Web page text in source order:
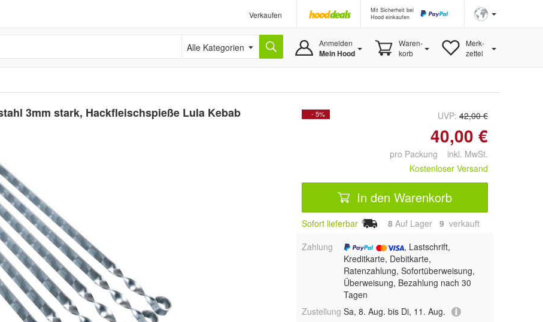
Verkaufen
Mit Sicherheit bei
Hood einkaufen
Alle Kategorien Anmelden
Mein Hood
Waren-
korb
Merk-
zettel
3mm stark, Hackfleischspieße Lula Kebab - 5% UVP: 42,00 €
40,00 €
pro Packung inkl. MwSt.
Kostenloser Versand
In den Warenkorb
Sofort lieferbar 8 Auf Lager 9 verkauft
Zahlung
, Lastschrift,
Kreditkarte, Debitkarte,
Ratenzahlung, Sofortüberweisung,
Überweisung, Bezahlung nach 30
Tagen
Zustellung Sa, 8. Aug. bis Di, 11. Aug.